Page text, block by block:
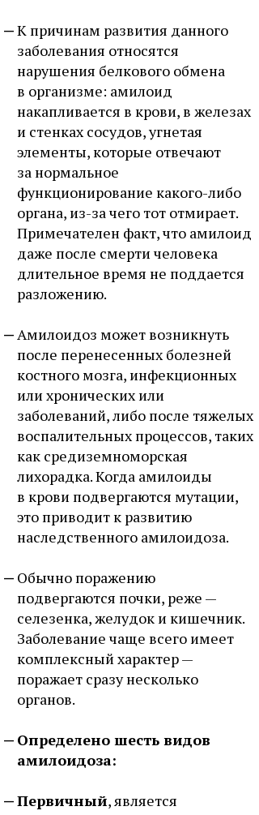
К причинам развития данного
заболевания относятся
нарушения белкового обмена
в организме: амилоид
накапливается в крови, в железах
и стенках сосудов, угнетая
элементы, которые отвечают
за нормальное
функционирование какого-либо
органа, из-за чего тот отмирает.
Примечателен факт, что амилоид
даже после смерти человека
длительное время не поддается
разложению.
Амилоидоз может возникнуть
после перенесенных болезней
костного мозга, инфекционных
или хронических или
заболеваний, либо после тяжелых
воспалительных процессов, таких
как средиземноморская
лихорадка. Когда амилоиды
в крови подвергаются мутации,
это приводит к развитию
наследственного амилоидоза.
Обычно поражению
подвергаются почки, реже —
селезенка, желудок и кишечник.
Заболевание чаще всего имеет
комплексный характер —
поражает сразу несколько
органов.
Определено шесть видов
амилоидоза:
Первичный, является